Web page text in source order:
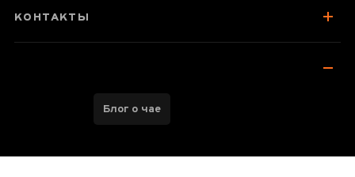
КОНТАКТЫ
Блог о чае